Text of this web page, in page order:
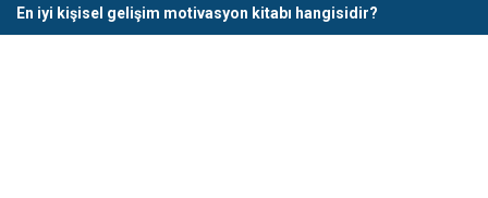
En iyi kişisel gelişim motivasyon kitabı hangisidir?